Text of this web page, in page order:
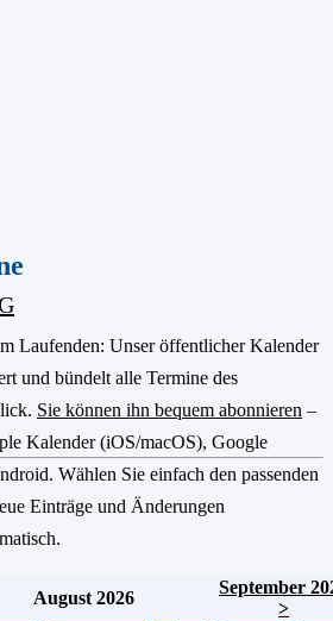
Laufenden: Unser öffentlicher Kalender
und bündelt alle Termine des
Sie können ihn bequem abonnieren –
Kalender (iOS/macOS), Google
Wählen Sie einfach den passenden
Einträge und Änderungen
August 2026
September
>